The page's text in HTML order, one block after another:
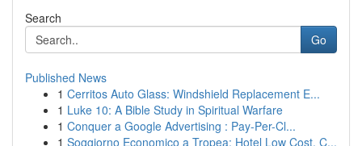
Search
Go
Published News
1 Cerritos Auto Glass: Windshield Replacement E...
1 Luke 10: A Bible Study in Spiritual Warfare
1 Conquer a Google Advertising : Pay-Per-Cl...
1 Soggiorno Economico a Tropea: Hotel Low Cost, C...